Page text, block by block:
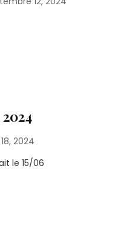
2024
le 15/06